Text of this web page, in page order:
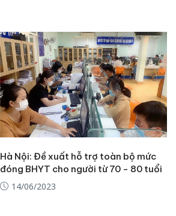
Hà Nội: Đề xuất hỗ trợ toàn bộ mức
đóng BHYT cho người từ 70 - 80 tuổi
14/06/2023